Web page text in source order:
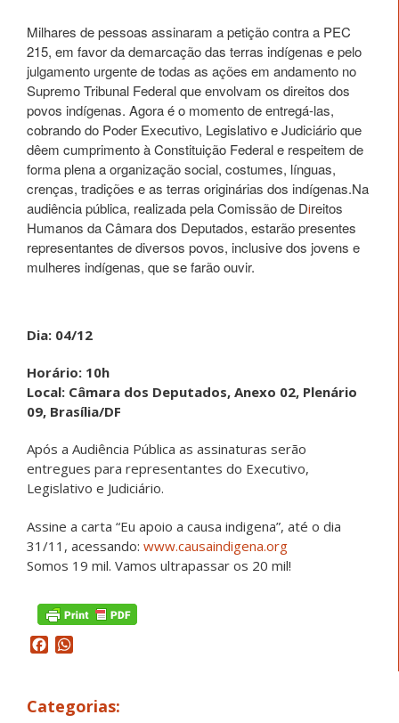
Milhares de pessoas assinaram a petição contra a PEC
215, em favor da demarcação das terras indígenas e pelo
julgamento urgente de todas as ações em andamento no
Supremo Tribunal Federal que envolvam os direitos dos
povos indígenas. Agora é o momento de entregá-las,
cobrando do Poder Executivo, Legislativo e Judiciário que
dêem cumprimento à Constituição Federal e respeitem de
forma plena a organização social, costumes, línguas,
crenças, tradições e as terras originárias dos indígenas.Na
audiência pública, realizada pela Comissão de Direitos
Humanos da Câmara dos Deputados, estarão presentes
representantes de diversos povos, inclusive dos jovens e
mulheres indígenas, que se farão ouvir.
Dia: 04/12
Horário: 10h
Local: Câmara dos Deputados, Anexo 02, Plenário
09, Brasília/DF
Após a Audiência Pública as assinaturas serão
entregues para representantes do Executivo,
Legislativo e Judiciário.
Assine a carta “Eu apoio a causa indigena”, até o dia
31/11, acessando: www.causaindigena.org
Somos 19 mil. Vamos ultrapassar os 20 mil!
Facebook
Categorias: